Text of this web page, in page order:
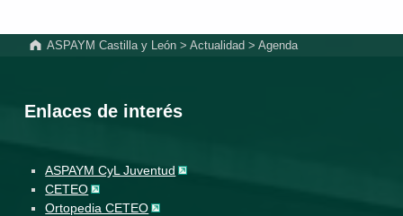
ASPAYM Castilla y León >Actualidad >Agenda
Enlaces de interés
ASPAYM CyL Juventud
CETEO
Ortopedia CETEO